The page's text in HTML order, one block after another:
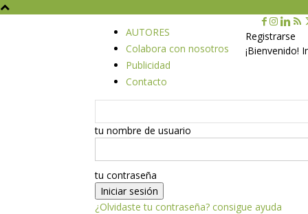
AUTORES
Colabora con nosotros
Publicidad
Contacto
Registrarse
¡Bienvenido!
tu nombre de usuario
tu contraseña
¿Olvidaste tu contraseña? consigue ayuda